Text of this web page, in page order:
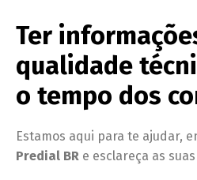
Ter
qualidade
o tempo dos
Estamos aqui para te ajudar,
Predial BR e esclareça as